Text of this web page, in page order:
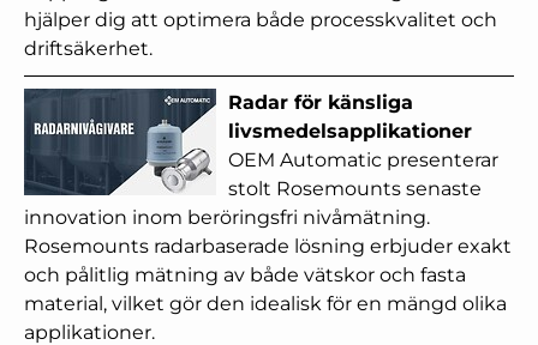
hjälper dig att optimera både processkvalitet och
driftsäkerhet.
Radar för känsliga
livsmedelsapplikationer
OEM Automatic presenterar
stolt Rosemounts senaste
innovation inom beröringsfri nivåmätning.
Rosemounts radarbaserade lösning erbjuder exakt
och pålitlig mätning av både vätskor och fasta
material, vilket gör den idealisk för en mängd olika
applikationer.